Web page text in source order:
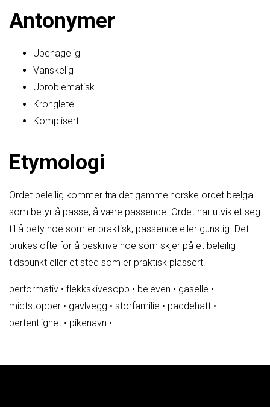
Antonymer
Ubehagelig
Vanskelig
Uproblematisk
Kronglete
Komplisert
Etymologi
Ordet beleilig kommer fra det gammelnorske ordet bælga
som betyr å passe, å være passende. Ordet har utviklet seg
til å bety noe som er praktisk, passende eller gunstig. Det
brukes ofte for å beskrive noe som skjer på et beleilig
tidspunkt eller et sted som er praktisk plassert.
performativ • flekkskivesopp • beleven • gaselle •
midtstopper • gavlvegg • storfamilie • paddehatt •
pertentlighet • pikenavn •